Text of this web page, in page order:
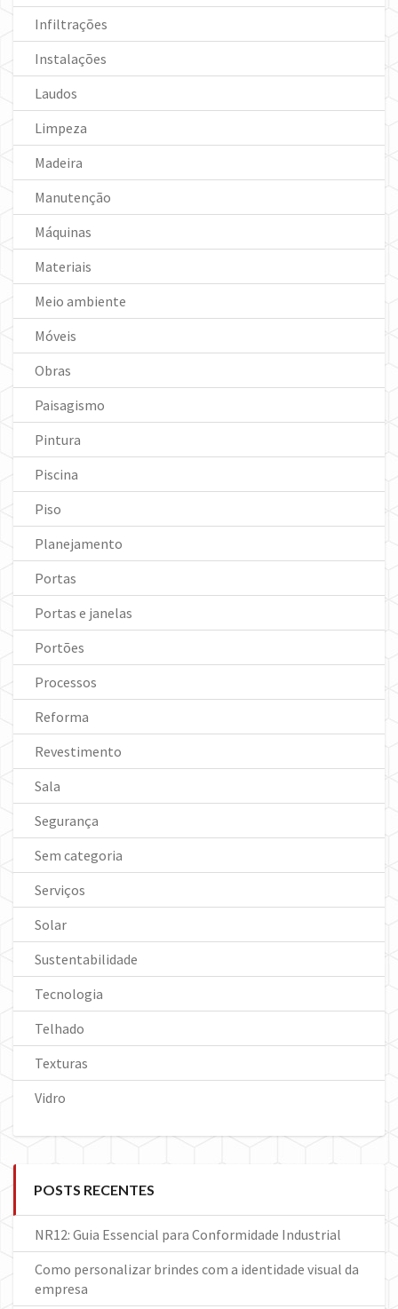
Infiltrações
Instalações
Laudos
Limpeza
Madeira
Manutenção
Máquinas
Materiais
Meio ambiente
Móveis
Obras
Paisagismo
Pintura
Piscina
Piso
Planejamento
Portas
Portas e janelas
Portões
Processos
Reforma
Revestimento
Sala
Segurança
Sem categoria
Serviços
Solar
Sustentabilidade
Tecnologia
Telhado
Texturas
Vidro
POSTS RECENTES
NR12: Guia Essencial para Conformidade Industrial
Como personalizar brindes com a identidade visual da
empresa